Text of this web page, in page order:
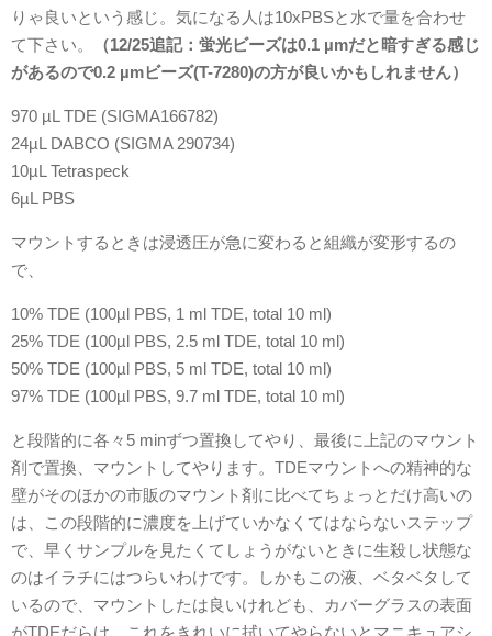
りゃ良いという感じ。気になる人は10xPBSと水で量を合わせ
て下さい。
（12/25追記：蛍光ビーズは0.1 µmだと暗すぎる感じ
があるので0.2 µmビーズ(T-7280)の方が良いかもしれません）
970 µL TDE (SIGMA166782)
24µL DABCO (SIGMA 290734)
10µL Tetraspeck
6µL PBS
マウントするときは浸透圧が急に変わると組織が変形するの
で、
10% TDE (100µl PBS, 1 ml TDE, total 10 ml)
25% TDE (100µl PBS, 2.5 ml TDE, total 10 ml)
50% TDE (100µl PBS, 5 ml TDE, total 10 ml)
97% TDE (100µl PBS, 9.7 ml TDE, total 10 ml)
と段階的に各々5 minずつ置換してやり、最後に上記のマウント
剤で置換、マウントしてやります。 TDEマウントへの精神的な
壁がそのほかの市販のマウント剤に比べてちょっとだけ高いの
は、この段階的に濃度を上げていかなくてはならないステップ
で、早くサンプルを見たくてしょうがないときに生殺し状態な
のはイラチにはつらいわけです。しかもこの液、ベタベタして
いるので、マウントしたは良いけれども、カバーグラスの表面
がTDEだらけ。これをきれいに拭いてやらないとマニキュアシ